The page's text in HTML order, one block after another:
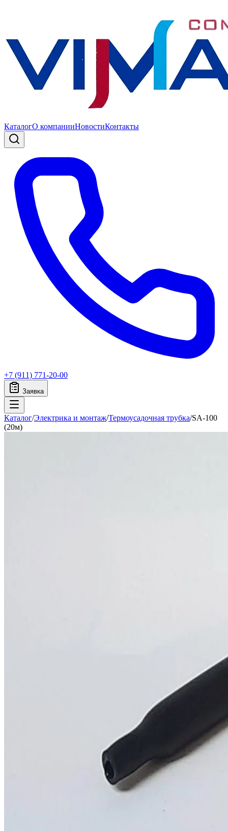
КаталогО компанииНовостиКонтакты
+7 (911) 771-20-00
Заявка
Каталог/Электрика и монтаж/Термоусадочная трубка/SA-100
(20м)